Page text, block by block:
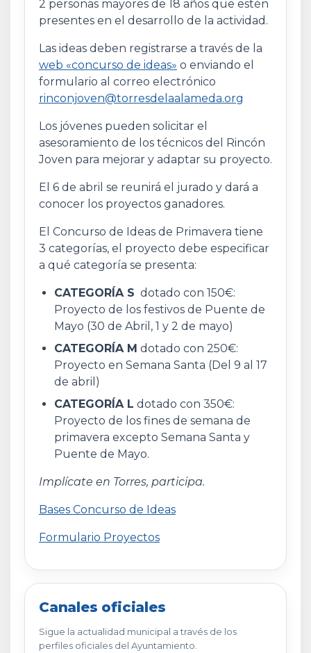
2 personas mayores de 18 años que estén
presentes en el desarrollo de la actividad.
Las ideas deben registrarse a través de la
web «concurso de ideas» o enviando el
formulario al correo electrónico
rinconjoven@torresdelaalameda.org
Los jóvenes pueden solicitar el
asesoramiento de los técnicos del Rincón
Joven para mejorar y adaptar su proyecto.
El 6 de abril se reunirá el jurado y dará a
conocer los proyectos ganadores.
El Concurso de Ideas de Primavera tiene
3 categorías, el proyecto debe especificar
a qué categoría se presenta:
CATEGORÍA S dotado con 150€:
Proyecto de los festivos de Puente de
Mayo (30 de Abril, 1 y 2 de mayo)
CATEGORÍA M dotado con 250€:
Proyecto en Semana Santa (Del 9 al 17
de abril)
CATEGORÍA L dotado con 350€:
Proyecto de los fines de semana de
primavera excepto Semana Santa y
Puente de Mayo.
Implícate en Torres, participa.
Bases Concurso de Ideas
Formulario Proyectos
Canales oficiales
Sigue la actualidad municipal a través de los
perfiles oficiales del Ayuntamiento.